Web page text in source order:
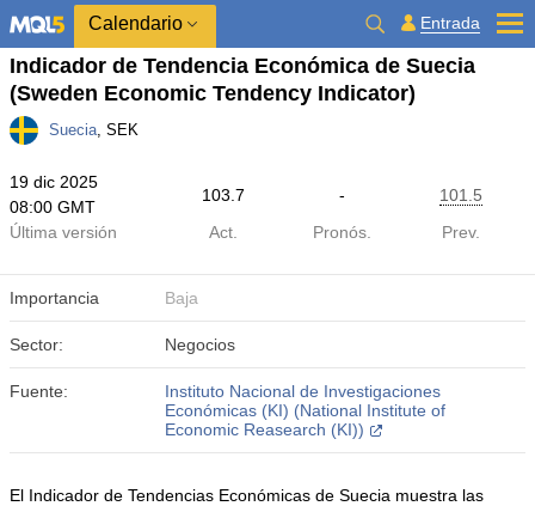
Calendario Entrada
Indicador de Tendencia Económica de Suecia
(Sweden Economic Tendency Indicator)
Suecia, SEK
19 dic 2025
08:00 GMT
103.7 -
101.5
Última versión
Act. Pronós. Prev.
Importancia Baja
Sector: Negocios
Fuente:
Instituto Nacional de Investigaciones
Económicas (KI) (National Institute of
Economic Reasearch (KI))
El Indicador de Tendencias Económicas de Suecia muestra las